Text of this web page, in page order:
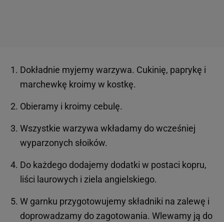
Dokładnie myjemy warzywa. Cukinię, paprykę i
marchewkę kroimy w kostkę.
Obieramy i kroimy cebulę.
Wszystkie warzywa wkładamy do wcześniej
wyparzonych słoików.
Do każdego dodajemy dodatki w postaci kopru,
liści laurowych i ziela angielskiego.
W garnku przygotowujemy składniki na zalewę i
doprowadzamy do zagotowania. Wlewamy ją do